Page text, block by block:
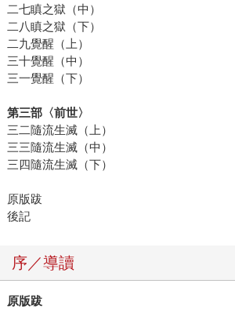
二七瞋之獄（中）
二八瞋之獄（下）
二九覺醒（上）
三十覺醒（中）
三一覺醒（下）
第三部〈前世〉
三二隨流生滅（上）
三三隨流生滅（中）
三四隨流生滅（下）
原版跋
後記
序／導讀
原版跋